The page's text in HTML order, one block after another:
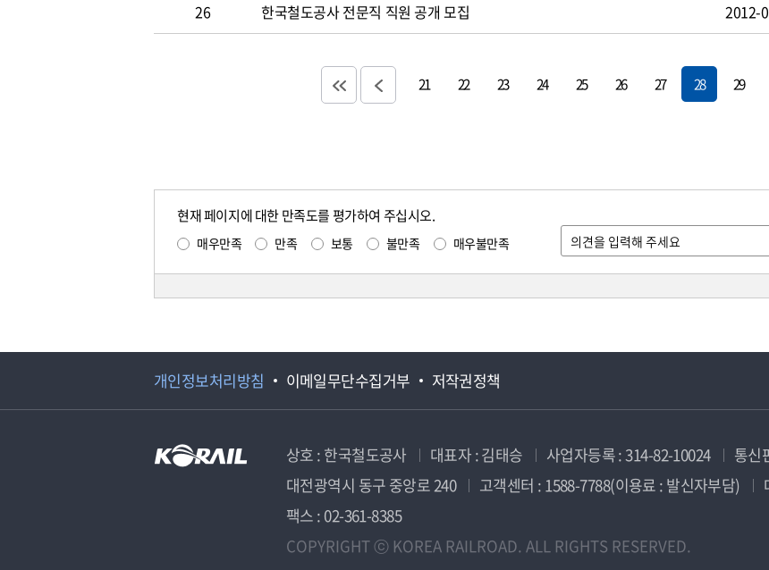
26 한국철도공사 전문직 직원 공개 모집 2012-
21 22 23 24 25 26 27 28 29
현재 페이지에 대한 만족도를 평가하여 주십시오.
매우만족 만족 보통 불만족 매우불만족
개인정보처리방침 이메일무단수집거부 저작권정책
상호 : 한국철도공사 대표자 : 김태승 사업자등록 : 314-82-10024
통신
대전광역시 동구 중앙로 240
고객센터 : 1588-7788(이용료 : 발신자부담)
팩스 : 02-361-8385
COPYRIGHT ⓒ KOREA RAILROAD. ALL RIGHTS RESERVED.